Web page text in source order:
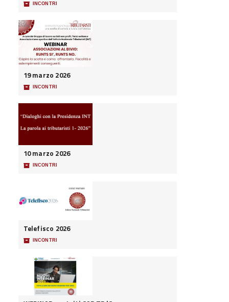
📦 INCONTRI
19 marzo 2026
📦 INCONTRI
10 marzo 2026
📦 INCONTRI
Telefisco 2026
📦 INCONTRI